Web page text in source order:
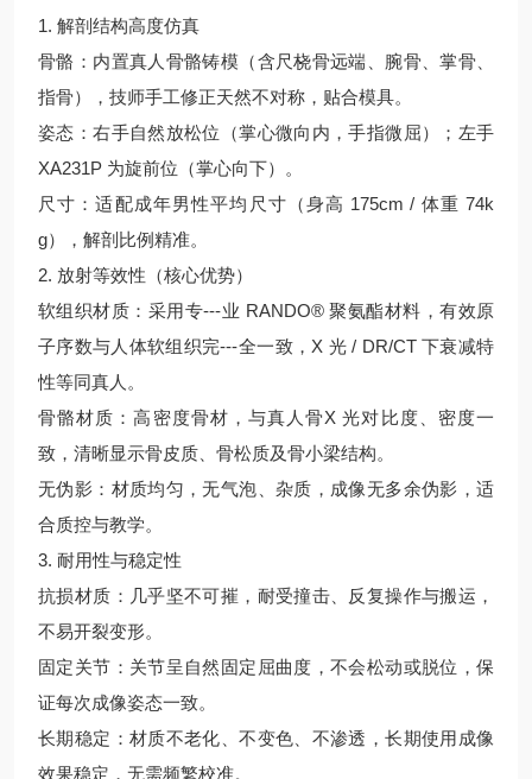
1. 解剖结构高度仿真
骨骼：内置真人骨骼铸模（含尺桡骨远端、腕骨、掌骨、
指骨），技师手工修正天然不对称，贴合模具。
姿态：右手自然放松位（掌心微向内，手指微屈）；左手
XA231P 为旋前位（掌心向下）。
尺寸：适配成年男性平均尺寸（身高 175cm / 体重 74k
g），解剖比例精准。
2. 放射等效性（核心优势）
软组织材质：采用专---业 RANDO® 聚氨酯材料，有效原
子序数与人体软组织完---全一致，X 光 / DR/CT 下衰减特
性等同真人。
骨骼材质：高密度骨材，与真人骨X 光对比度、密度一
致，清晰显示骨皮质、骨松质及骨小梁结构。
无伪影：材质均匀，无气泡、杂质，成像无多余伪影，适
合质控与教学。
3. 耐用性与稳定性
抗损材质：几乎坚不可摧，耐受撞击、反复操作与搬运，
不易开裂变形。
固定关节：关节呈自然固定屈曲度，不会松动或脱位，保
证每次成像姿态一致。
长期稳定：材质不老化、不变色、不渗透，长期使用成像
效果稳定，无需频繁校准。